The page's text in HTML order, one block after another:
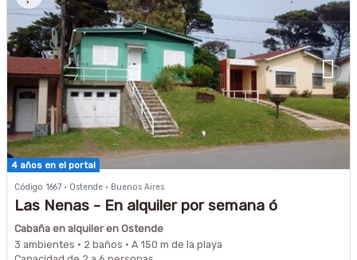
4 años en el portal
Código 1667 · Ostende · Buenos Aires
Las Nenas - En alquiler por semana ó
quincena, con ingresos y egresos los sábados
ó domingos - Disponible a partir del 12 de Dic.
Cabaña en alquiler en Ostende
3 ambientes · 2 baños · A 150 m de la playa